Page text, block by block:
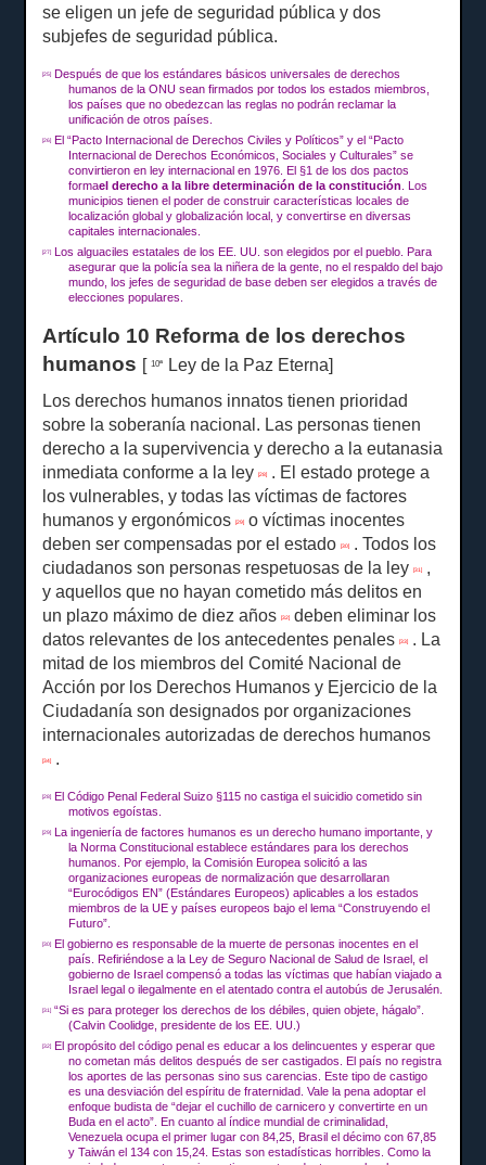
se eligen un jefe de seguridad pública y dos
subjefes de seguridad pública.
[25]
Después de que los estándares básicos universales de derechos
humanos de la ONU sean firmados por todos los estados miembros,
los países que no obedezcan las reglas no podrán reclamar la
unificación de otros países.
[26]
El “Pacto Internacional de Derechos Civiles y Políticos” y el “Pacto
Internacional de Derechos Económicos, Sociales y Culturales” se
convirtieron en ley internacional en 1976. El §1 de los dos pactos
formael derecho a la libre determinación de la constitución .Los
municipios tienen el poder de construir características locales de
localización global y globalización local, y convertirse en diversas
capitales internacionales.
[27] Los alguaciles estatales de los EE. UU. son elegidos por el pueblo.Para
asegurar que la policía sea la niñera de la gente, no el respaldo del bajo
mundo, los jefes de seguridad de base deben ser elegidos a través de
elecciones populares.
Artículo 10 Reforma de los derechos
humanos [10ª
Ley de la Paz Eterna]
Los derechos humanos innatos tienen prioridad
sobre la soberanía nacional. Las personas tienen
derecho a la supervivencia y derecho a la eutanasia
inmediata conforme a la ley[28] . El estado protege a
los vulnerables, y todas las víctimas de factores
humanos y ergonómicos[29]
o víctimas inocentes
deben ser compensadas por el estado[30] .Todos los
ciudadanos son personas respetuosas de la ley[31]
,
y aquellos que no hayan cometido más delitos en
un plazo máximo de diez años[32]
deben eliminar los
datos relevantes de los antecedentes penales[33] . La
mitad de los miembros del Comité Nacional de
Acción por los Derechos Humanos y Ejercicio de la
Ciudadanía son designados por organizaciones
internacionales autorizadas de derechos humanos
[34] .
[28]
El Código Penal Federal Suizo §115 no castiga el suicidio cometido sin
motivos egoístas.
[29]
La ingeniería de factores humanos es un derecho humano importante, y
la Norma Constitucional establece estándares para los derechos
humanos.Por ejemplo, la Comisión Europea solicitó a las
organizaciones europeas de normalización que desarrollaran
“Eurocódigos EN” (Estándares Europeos) aplicables a los estados
miembros de la UE y países europeos bajo el lema “Construyendo el
Futuro”.
[30]
El gobierno es responsable de la muerte de personas inocentes en el
país.Refiriéndose a la Ley de Seguro Nacional de Salud de Israel, el
gobierno de Israel compensó a todas las víctimas que habían viajado a
Israel legal o ilegalmente en el atentado contra el autobús de Jerusalén.
[31]
“Si es para proteger los derechos de los débiles, quien objete, hágalo”.
(Calvin Coolidge, presidente de los EE. UU.)
[32]
El propósito del código penal es educar a los delincuentes y esperar que
no cometan más delitos después de ser castigados.El país no registra
los aportes de las personas sino sus carencias.Este tipo de castigo
es una desviación del espíritu de fraternidad.Vale la pena adoptar el
enfoque budista de “dejar el cuchillo de carnicero y convertirte en un
Buda en el acto”.En cuanto al índice mundial de criminalidad,
Venezuela ocupa el primer lugar con 84,25, Brasil el décimo con 67,85
y Taiwán el 134 con 15,24.Estas son estadísticas horribles.Como la